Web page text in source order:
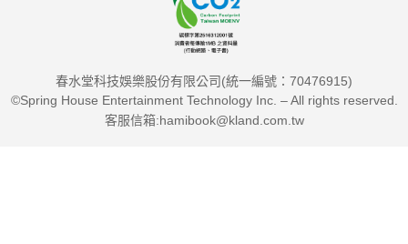
春水堂科技娛樂股份有限公司(統一編號：70476915)
©Spring House Entertainment Technology Inc. – All rights reserved.
客服信箱:hamibook@kland.com.tw